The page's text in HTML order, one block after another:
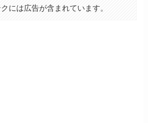
には広告が含まれています。